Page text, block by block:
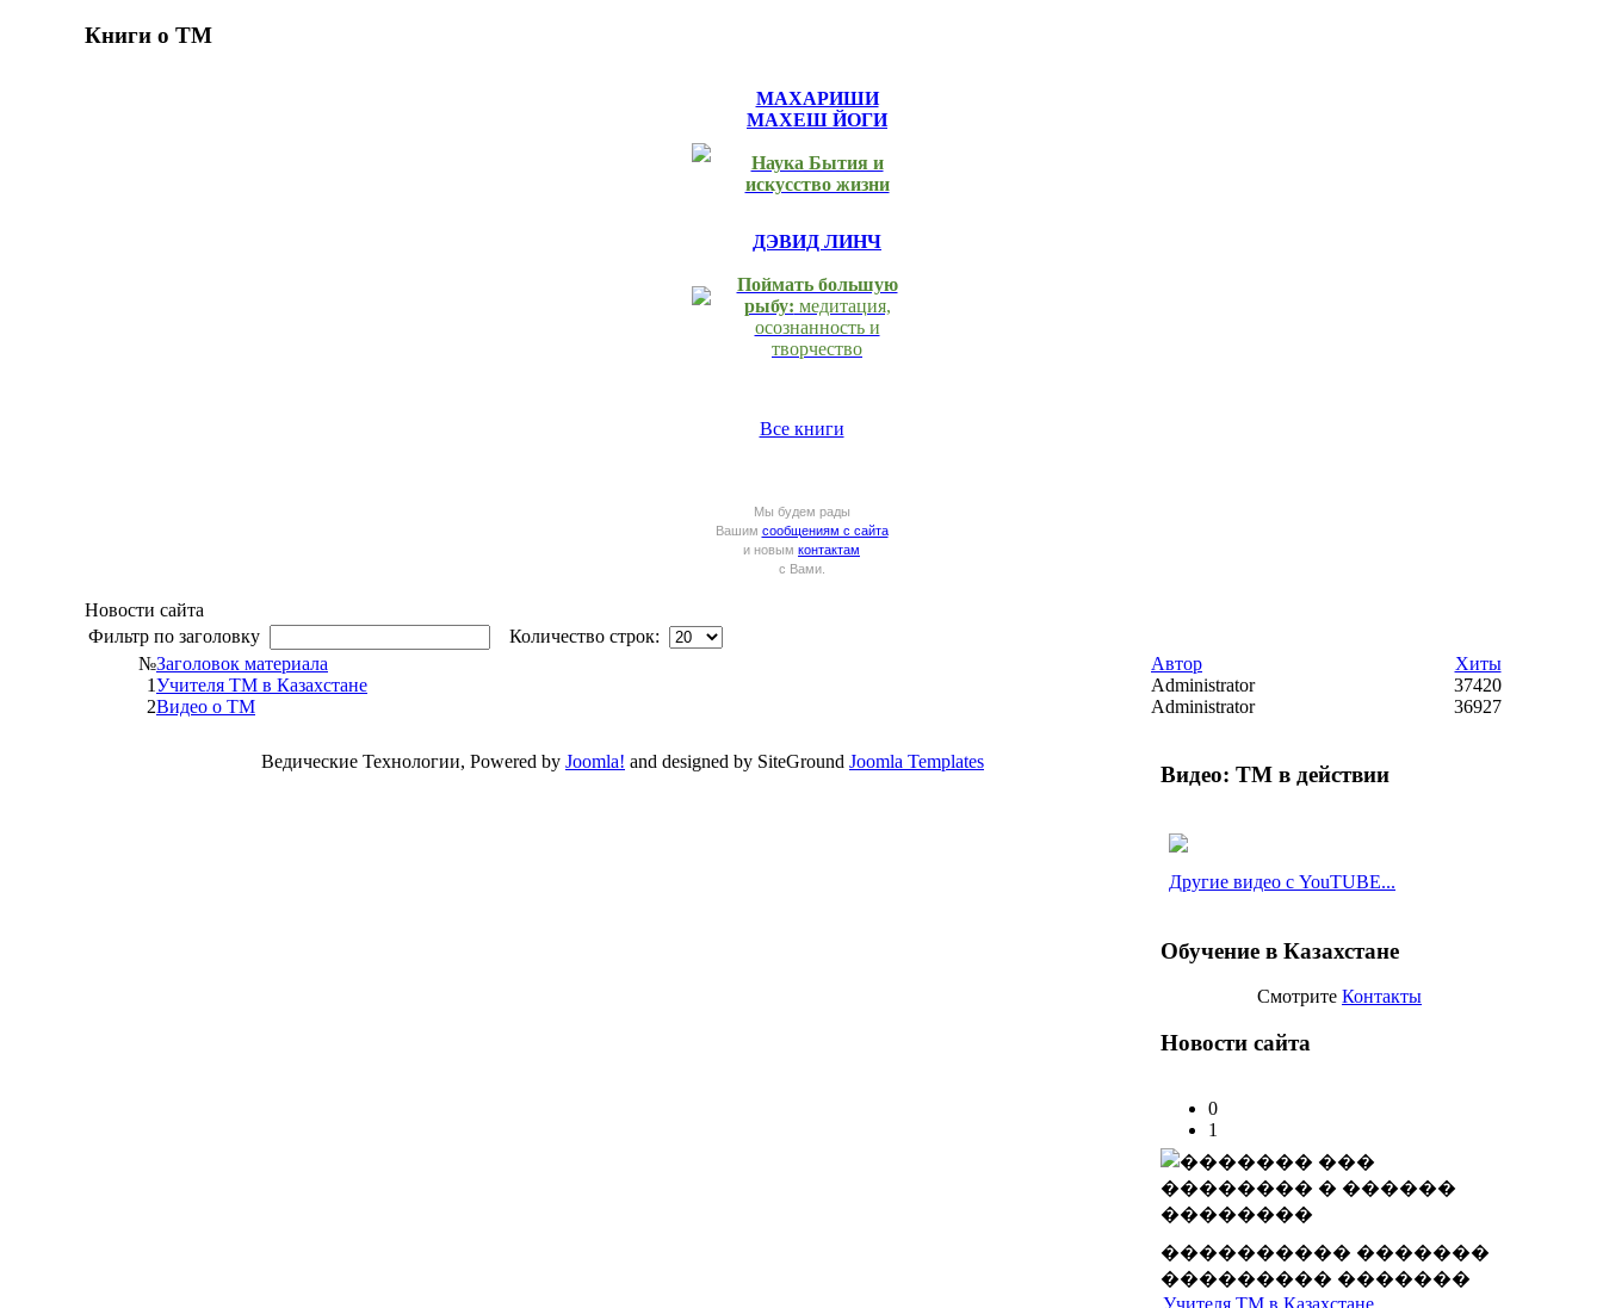
Книги о ТМ
МАХАРИШИ
МАХЕШ ЙОГИ
Наука Бытия и
искусство жизни
ДЭВИД ЛИНЧ
Поймать большую
рыбу: медитация,
осознанность и
творчество
Все книги
Мы будем рады
Вашим сообщениям с сайта
и новым контактам
с Вами.
Новости сайта
Фильтр по заголовку
Количество строк:
№Заголовок материала Автор
Хиты
1Учителя ТМ в Казахстане Administrator
37420
2Видео о ТМ Administrator 36927
Видео: ТМ в действии
Другие видео с YouTUBE...
Обучение в Казахстане
Смотрите Контакты
Новости сайта
0
1
���������� �������
��������� �������
Учителя ТМ в Казахстане...
Ведические Технологии, Powered by Joomla! and designed by SiteGround Joomla Templates